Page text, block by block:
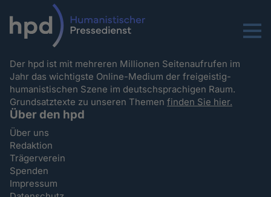
Menu
Der hpd ist mit mehreren Millionen Seitenaufrufen im
Jahr das wichtigste Online-Medium der freigeistig-
humanistischen Szene im deutschsprachigen Raum.
Grundsatztexte zu unseren Themenfinden Sie hier.
Über den hpd
Über uns
Redaktion
Trägerverein
Spenden
Impressum